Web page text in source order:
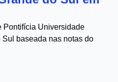
Pontifícia Universidade
baseada nas notas do